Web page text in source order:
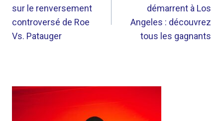
L’ARTICLE
sur le renversement
controversé de Roe
Vs. Patauger
démarrent à Los
Angeles : découvrez
tous les gagnants